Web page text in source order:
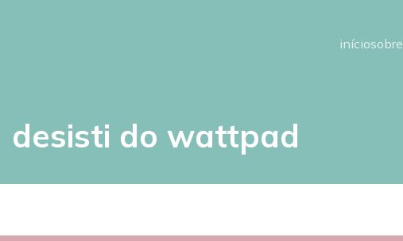
iníciosobre
desisti do wattpad